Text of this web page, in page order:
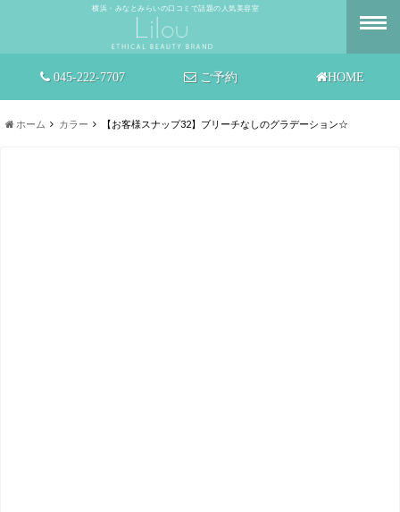
横浜・みなとみらいの口コミで話題の人気美容室
HOME
ご予約
045-222-7707
ホーム カラー 【お客様スナップ32】ブリーチなしのグラデーション☆